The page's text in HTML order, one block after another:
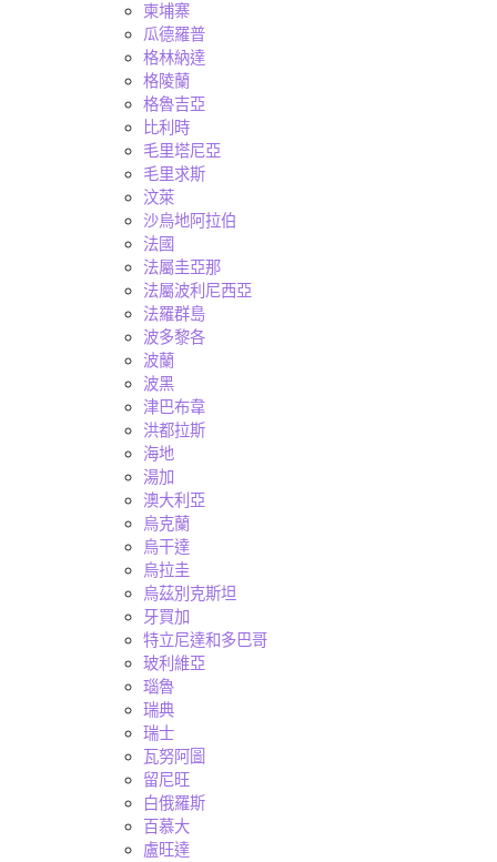
柬埔寨
瓜德羅普
格林納達
格陵蘭
格魯吉亞
比利時
毛里塔尼亞
毛里求斯
汶萊
沙烏地阿拉伯
法國
法屬圭亞那
法屬波利尼西亞
法羅群島
波多黎各
波蘭
波黑
津巴布韋
洪都拉斯
海地
湯加
澳大利亞
烏克蘭
烏干達
烏拉圭
烏茲別克斯坦
牙買加
特立尼達和多巴哥
玻利維亞
瑙魯
瑞典
瑞士
瓦努阿圖
留尼旺
白俄羅斯
百慕大
盧旺達